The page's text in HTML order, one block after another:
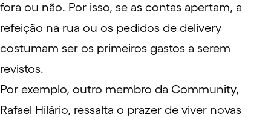
fora ou não. Por isso, se as contas apertam, a
refeição na rua ou os pedidos de delivery
costumam ser os primeiros gastos a serem
revistos.
Por exemplo, outro membro da Community,
Rafael Hilário, ressalta o prazer de viver novas